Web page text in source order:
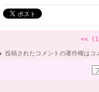
<<
投稿されたコメントの著作権はコ